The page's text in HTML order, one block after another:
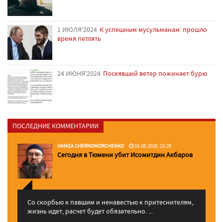
1 ИЮЛЯ'2024 К успешным мусульманам: прошло
время петлять
24 ИЮНЯ'2024 Посеявший ветер пожинает бурю
ПОСЛЕДНИЕ КОММЕНТАРИИ
HAMZA CHERNOMORCHENKO 03.06.2026, 23:29
Сегодня в Тюмени убит Исомитдин Акбаров
Со скорбью к павшим и ненавестью к притеснителям,
жизнь идет, расчет будет обязательно. ...